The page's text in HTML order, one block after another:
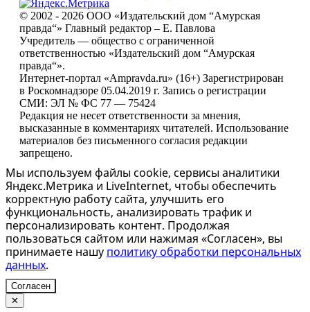
© 2002 - 2026 ООО «Издательский дом “Амурская
правда“» Главный редактор – Е. Павлова
Учредитель — общество с ограниченной
ответственностью «Издательский дом “Амурская
правда“».
Интернет-портал «Ampravda.ru» (16+) Зарегистрирован
в Роскомнадзоре 05.04.2019 г. Запись о регистрации
СМИ: ЭЛ № ФС 77 — 75424
Редакция не несет ответственности за мнения,
высказанные в комментариях читателей. Использование
материалов без письменного согласия редакции
запрещено.
Мы используем файлы cookie, сервисы аналитики
Яндекс.Метрика и LiveInternet, чтобы обеспечить
корректную работу сайта, улучшить его
функциональность, анализировать трафик и
персонализировать контент. Продолжая
пользоваться сайтом или нажимая «Согласен», вы
принимаете нашу политику обработки персональных
данных.
Согласен
✕